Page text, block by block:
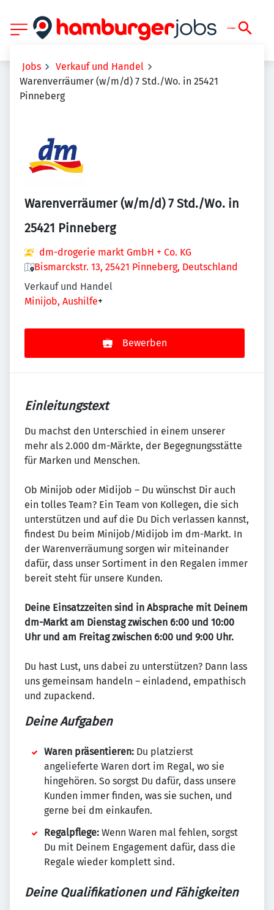
Jobs
Verkauf und Handel
Warenverräumer (w/m/d) 7 Std./Wo. in 25421
Pinneberg
Warenverräumer (w/m/d) 7 Std./Wo. in
25421 Pinneberg
dm-drogerie markt GmbH + Co. KG
Bismarckstr. 13, 25421 Pinneberg, Deutschland
Verkauf und Handel
Minijob, Aushilfe+
Bewerben
Einleitungstext
Du machst den Unterschied in einem unserer
mehr als 2.000 dm-Märkte, der Begegnungsstätte
für Marken und Menschen.
Ob Minijob oder Midijob – Du wünschst Dir auch
ein tolles Team? Ein Team von Kollegen, die sich
unterstützen und auf die Du Dich verlassen kannst,
findest Du beim Minijob/Midijob im dm-Markt. In
der Warenverräumung sorgen wir miteinander
dafür, dass unser Sortiment in den Regalen immer
bereit steht für unsere Kunden.
Deine Einsatzzeiten sind in Absprache mit Deinem
dm-Markt am Dienstag zwischen 6:00 und 10:00
Uhr und am Freitag zwischen 6:00 und 9:00 Uhr.
Du hast Lust, uns dabei zu unterstützen? Dann lass
uns gemeinsam handeln – einladend, empathisch
und zupackend.
Deine Aufgaben
Waren präsentieren: Du platzierst
angelieferte Waren dort im Regal, wo sie
hingehören. So sorgst Du dafür, dass unsere
Kunden immer finden, was sie suchen, und
gerne bei dm einkaufen.
Regalpflege: Wenn Waren mal fehlen, sorgst
Du mit Deinem Engagement dafür, dass die
Regale wieder komplett sind.
Deine Qualifikationen und Fähigkeiten